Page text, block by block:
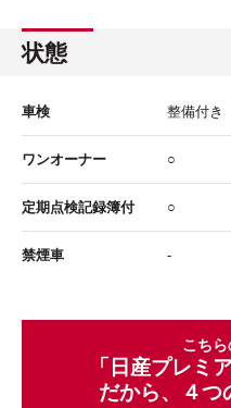
状態
車検 整備付き
ワンオーナー ○
定期点検記録簿付 ○
禁煙車 -
こち
「日産プレミ
だから、４つ